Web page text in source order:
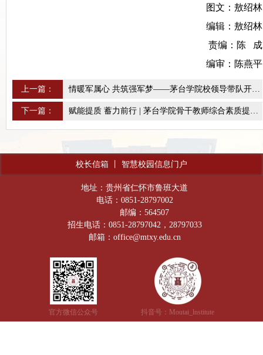
图文：敖绍林
编辑：敖绍林
责编：陈 成
编审：陈燕平
上一篇：
下一篇：
校长信箱 智慧校园信息门户
地址：贵州省仁怀市鲁班大道
电话：0851-28797002
邮编：564507
招生电话：0851-28797042，28797033
邮箱：office@mtxy.edu.cn
官方微信公众号 抖音号：Moutai_lnstitute